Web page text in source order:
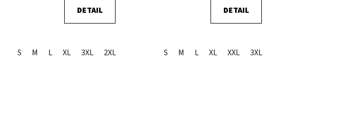
DETAIL
S M L XL 3XL 2XL
DETAIL
S M L XL XXL 3XL